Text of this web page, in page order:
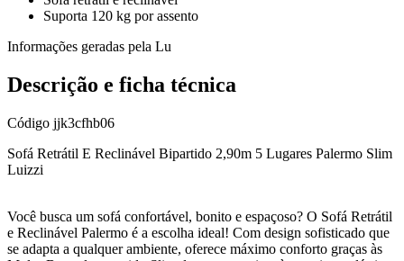
Suporta 120 kg por assento
Informações geradas pela Lu
Descrição e ficha técnica
Código jjk3cfhb06
Sofá Retrátil E Reclinável Bipartido 2,90m 5 Lugares Palermo Slim
Luizzi
Você busca um sofá confortável, bonito e espaçoso? O Sofá Retrátil
e Reclinável Palermo é a escolha ideal! Com design sofisticado que
se adapta a qualquer ambiente, oferece máximo conforto graças às